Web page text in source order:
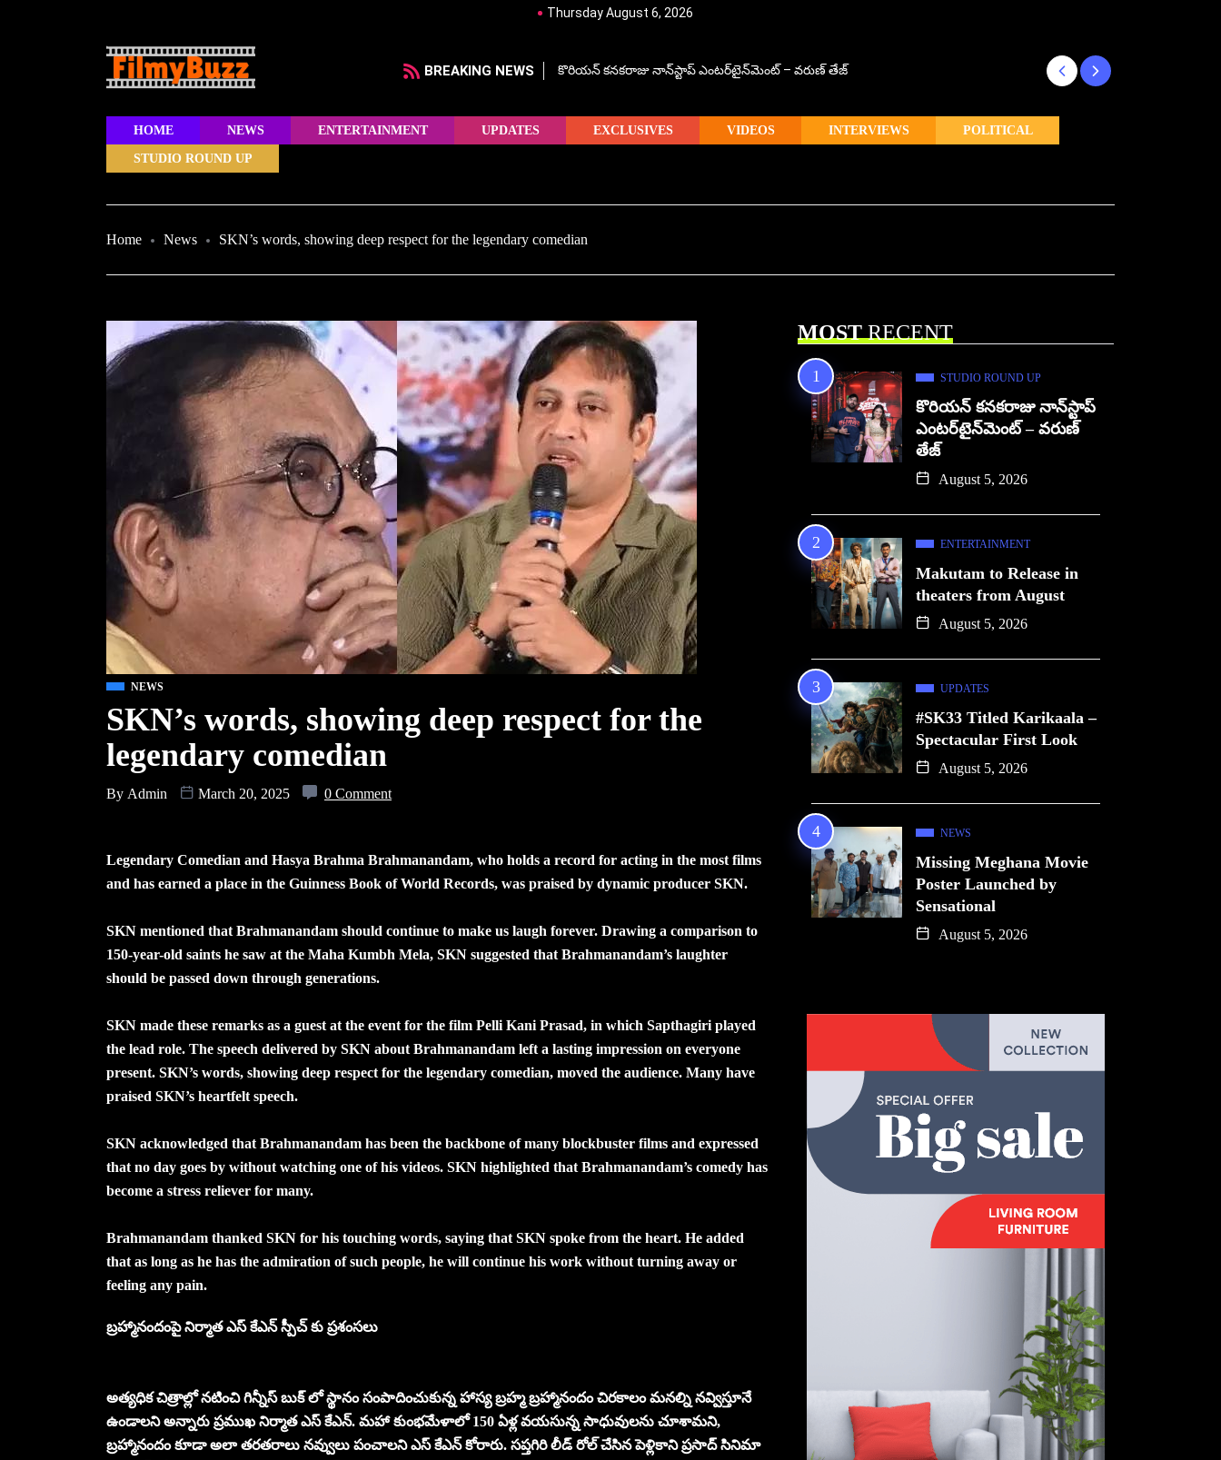
Thursday August 6, 2026
BREAKING NEWS కొరియన్ కనకరాజు నాన్‌స్టాప్ ఎంటర్‌టైన్‌మెంట్ – వరుణ్ తేజ్
HOME NEWS ENTERTAINMENT UPDATES EXCLUSIVES VIDEOS INTERVIEWS POLITICAL
STUDIO ROUND UP
Home News SKN’s words, showing deep respect for the legendary comedian
NEWS
SKN’s words, showing deep respect for the
legendary comedian
By Admin March 20, 2025 0 Comment
Legendary Comedian and Hasya Brahma Brahmanandam, who holds a record for acting in the most films
and has earned a place in the Guinness Book of World Records, was praised by dynamic producer SKN.
SKN mentioned that Brahmanandam should continue to make us laugh forever. Drawing a comparison to
150-year-old saints he saw at the Maha Kumbh Mela, SKN suggested that Brahmanandam’s laughter
should be passed down through generations.
SKN made these remarks as a guest at the event for the film Pelli Kani Prasad, in which Sapthagiri played
the lead role. The speech delivered by SKN about Brahmanandam left a lasting impression on everyone
present. SKN’s words, showing deep respect for the legendary comedian, moved the audience. Many have
praised SKN’s heartfelt speech.
SKN acknowledged that Brahmanandam has been the backbone of many blockbuster films and expressed
that no day goes by without watching one of his videos. SKN highlighted that Brahmanandam’s comedy has
become a stress reliever for many.
Brahmanandam thanked SKN for his touching words, saying that SKN spoke from the heart. He added
that as long as he has the admiration of such people, he will continue his work without turning away or
feeling any pain.
బ్రహ్మానందంపై నిర్మాత ఎస్ కేఎన్ స్పీచ్ కు ప్రశంసలు
అత్యధిక చిత్రాల్లో నటించి గిన్నీస్ బుక్ లో స్థానం సంపాదించుకున్న హాస్య బ్రహ్మ బ్రహ్మానందం చిరకాలం మనల్ని నవ్విస్తూనే
ఉండాలని అన్నారు ప్రముఖ నిర్మాత ఎస్ కేఎన్. మహా కుంభమేళాలో 150 ఏళ్ల వయసున్న సాధువులను చూశామని,
బ్రహ్మానందం కూడా అలా తరతరాలు నవ్వులు పంచాలని ఎస్ కేఎన్ కోరారు. సప్తగిరి లీడ్ రోల్ చేసిన పెళ్లికాని ప్రసాద్ సినిమా
MOSTRECENT
STUDIO ROUND UP
కొరియన్ కనకరాజు నాన్‌స్టాప్
ఎంటర్‌టైన్‌మెంట్ – వరుణ్
తేజ్
August 5, 2026
ENTERTAINMENT
Makutam to Release in
theaters from August
August 5, 2026
UPDATES
#SK33 Titled Karikaala –
Spectacular First Look
August 5, 2026
NEWS
Missing Meghana Movie
Poster Launched by
Sensational
August 5, 2026